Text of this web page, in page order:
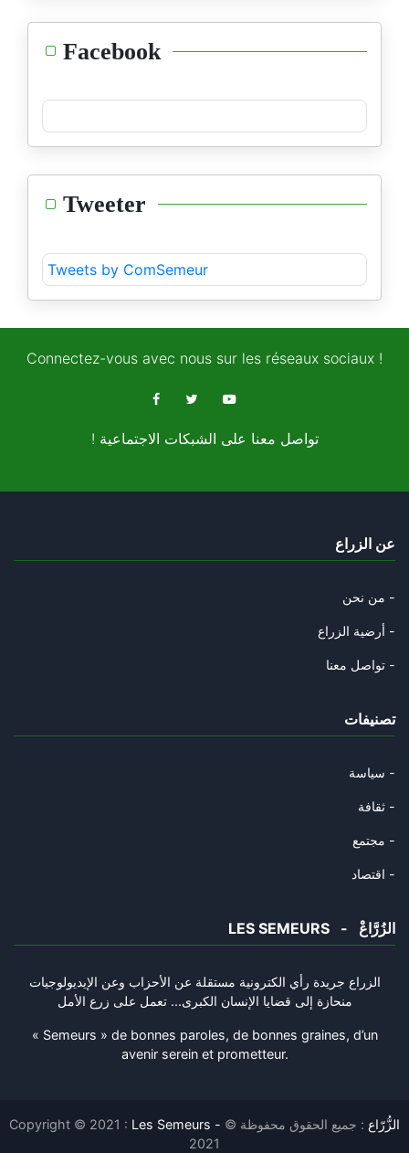
Facebook
Tweeter
Tweets by ComSemeur
Connectez-vous avec nous sur les réseaux sociaux !
! تواصل معنا على الشبكات الاجتماعية
عن الزراع
من نحن -
أرضية الزراع -
تواصل معنا -
تصنيفات
سياسة -
ثقافة -
مجتمع -
اقتصاد -
LES SEMEURS - الزُرَّاعْ
الزراع جريدة رأي الكترونية مستقلة عن الأحزاب وعن الإيديولوجيات
منحازة إلى قضايا الإنسان الكبرى... تعمل على زرع الأمل
« Semeurs » de bonnes paroles, de bonnes graines, d’un
avenir serein et prometteur.
Copyright © 2021 : Les Semeurs - الزُّرّاع : جميع الحقوق محفوظة ©
2021